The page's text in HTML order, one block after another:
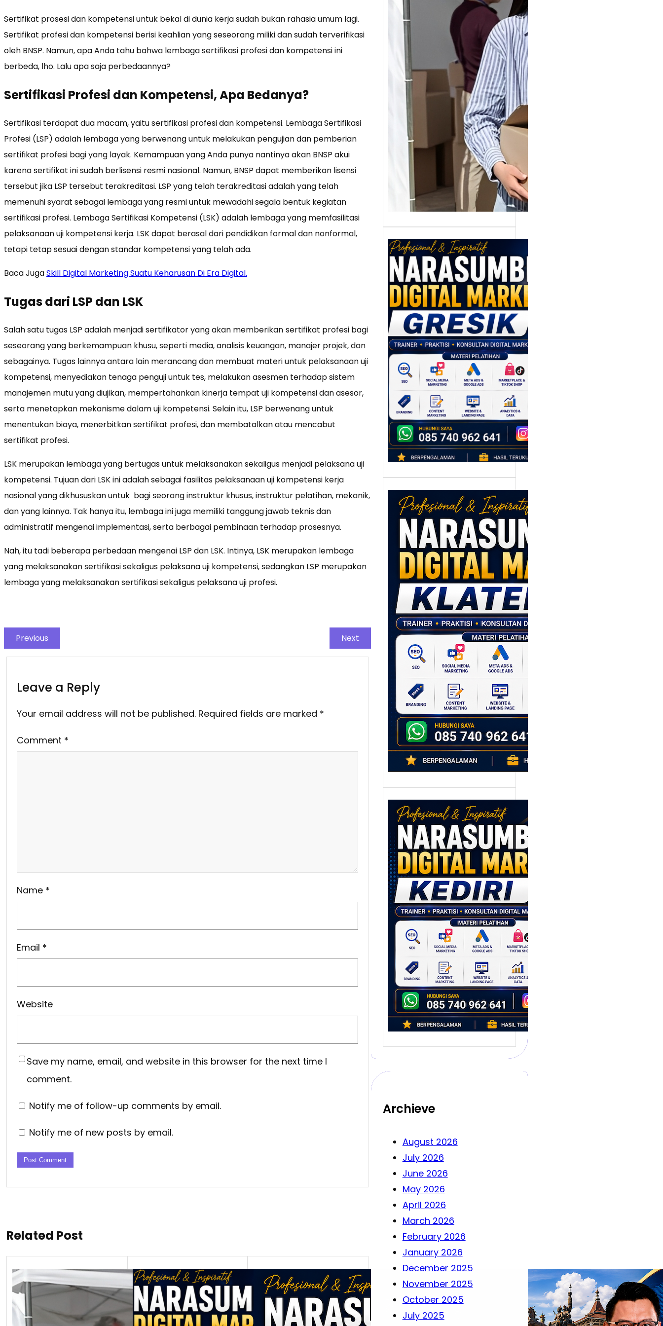
Sertifikat prosesi dan kompetensi untuk bekal di dunia kerja sudah bukan rahasia umum lagi.
Sertifikat profesi dan kompetensi berisi keahlian yang seseorang miliki dan sudah terverifikasi
oleh BNSP. Namun, apa Anda tahu bahwa lembaga sertifikasi profesi dan kompetensi ini
berbeda, lho. Lalu apa saja perbedaannya?
Sertifikasi Profesi dan Kompetensi, Apa Bedanya?
Sertifikasi terdapat dua macam, yaitu sertifikasi profesi dan kompetensi. Lembaga Sertifikasi
Profesi (LSP) adalah lembaga yang berwenang untuk melakukan pengujian dan pemberian
sertifikat profesi bagi yang layak. Kemampuan yang Anda punya nantinya akan BNSP akui
karena sertifikat ini sudah berlisensi resmi nasional. Namun, BNSP dapat memberikan lisensi
tersebut jika LSP tersebut terakreditasi. LSP yang telah terakreditasi adalah yang telah
memenuhi syarat sebagai lembaga yang resmi untuk mewadahi segala bentuk kegiatan
sertifikasi profesi. Lembaga Sertifikasi Kompetensi (LSK) adalah lembaga yang memfasilitasi
pelaksanaan uji kompetensi kerja. LSK dapat berasal dari pendidikan formal dan nonformal,
tetapi tetap sesuai dengan standar kompetensi yang telah ada.
Baca JugaSkill Digital Marketing Suatu Keharusan Di Era Digital.
Tugas dari LSP dan LSK
Salah satu tugas LSP adalah menjadi sertifikator yang akan memberikan sertifikat profesi bagi
seseorang yang berkemampuan khusu, seperti media, analisis keuangan, manajer projek, dan
sebagainya. Tugas lainnya antara lain merancang dan membuat materi untuk pelaksanaan uji
kompetensi, menyediakan tenaga penguji untuk tes, melakukan asesmen terhadap sistem
manajemen mutu yang diujikan, mempertahankan kinerja tempat uji kompetensi dan asesor,
serta menetapkan mekanisme dalam uji kompetensi. Selain itu, LSP berwenang untuk
menentukan biaya, menerbitkan sertifikat profesi, dan membatalkan atau mencabut
sertifikat profesi.
LSK merupakan lembaga yang bertugas untuk melaksanakan sekaligus menjadi pelaksana uji
kompetensi. Tujuan dari LSK ini adalah sebagai fasilitas pelaksanaan uji kompetensi kerja
nasional yang dikhususkan untuk bagi seorang instruktur khusus, instruktur pelatihan, mekanik,
dan yang lainnya. Tak hanya itu, lembaga ini juga memiliki tanggung jawab teknis dan
administratif mengenai implementasi, serta berbagai pembinaan terhadap prosesnya.
Nah, itu tadi beberapa perbedaan mengenai LSP dan LSK. Intinya, LSK merupakan lembaga
yang melaksanakan sertifikasi sekaligus pelaksana uji kompetensi, sedangkan LSP merupakan
lembaga yang melaksanakan sertifikasi sekaligus pelaksana uji profesi.
Previous Next
Leave a Reply
Your email address will not be published. Required fields are marked *
Comment *
Name *
Email *
Website
Save my name, email, and website in this browser for the next time I
comment.
Notify me of follow-up comments by email.
Notify me of new posts by email.
Related Post
Tik Tok Buat
Jualan, Gimana
Strateginya ?
Baca Juga Cara
Berjualan Di Tiktokshop
TikTok menjadi tempat
Narasumber
Digital Marketing
Gresik:
Meningkatkan
Daya Saing SDM
dan Bisnis di Era
Transformasi
Digital
Perkembangan dunia
industri tidak hanya
mengubah cara
perusahaan
memproduksi barang,…
Narasumber
Digital Marketing
Klaten: Membantu
UMKM dan SDM
Lokal Naik Kelas
Melalui Strategi
Digital
Setiap daerah memiliki
potensi ekonomi yang
berbeda, dan Klaten
adalah…
Narasumber
Digital Marketing
Kediri: Membangun
Strategi
Pemasaran
Berbasis Data
untuk Bisnis yang
Bertumbuh
Digital marketing telah
mengubah cara bisnis
berkembang. Dulu,
promosi banyak…
Archieve
August 2026
July 2026
June 2026
May 2026
April 2026
March 2026
February 2026
January 2026
December 2025
November 2025
October 2025
July 2025